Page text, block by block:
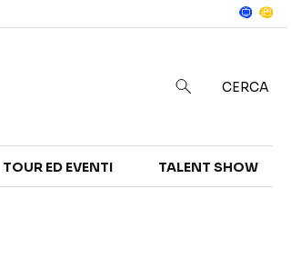
CERCA
TOUR ED EVENTI TALENT SHOW